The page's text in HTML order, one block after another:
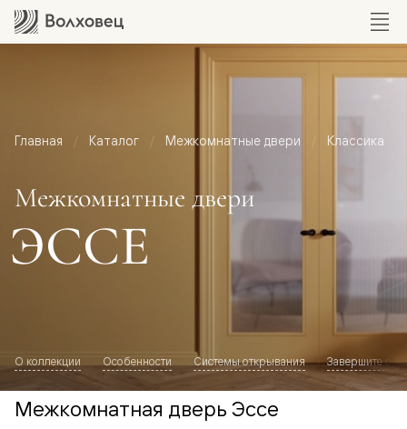
Главная Каталог Межкомнатные двери Классика
Межкомнатные двери
ЭССЕ
О коллекции Особенности Системы открывания Завершите
Межкомнатная дверь Эссе